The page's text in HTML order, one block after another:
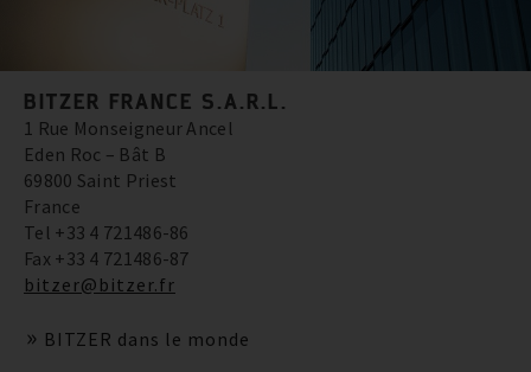
BITZER FRANCE S.A.R.L.
1 Rue Monseigneur Ancel
Eden Roc – Bât B
69800 Saint Priest
France
Tel +33 4 721486-86
Fax +33 4 721486-87
bitzer@bitzer.fr
BITZER dans le monde